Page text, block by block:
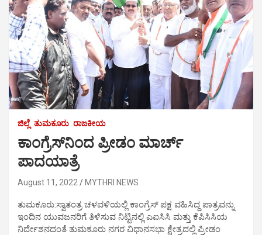
ಜಿಲ್ಲೆ ತುಮಕೂರು ರಾಜಕೀಯ
ಕಾಂಗ್ರೆಸ್‍ನಿಂದ ಪ್ರೀಡಂ ಮಾರ್ಚ್
ಪಾದಯಾತ್ರೆ
August 11, 2022 MYTHRI NEWS
ತುಮಕೂರು:ಸ್ವಾತಂತ್ರ ಚಳವಳಿಯಲ್ಲಿ ಕಾಂಗ್ರೆಸ್ ಪಕ್ಷ ವಹಿಸಿದ್ದ ಪಾತ್ರವನ್ನು
ಇಂದಿನ ಯುವಜನರಿಗೆ ತಿಳಿಸುವ ನಿಟ್ಟಿನಲ್ಲಿ ಎಐಸಿಸಿ ಮತ್ತು ಕೆಪಿಸಿಸಿಯ
ನಿರ್ದೇಶನದಂತೆ ತುಮಕೂರು ನಗರ ವಿಧಾನಸಭಾ ಕ್ಷೇತ್ರದಲ್ಲಿ ಪ್ರೀಡಂ